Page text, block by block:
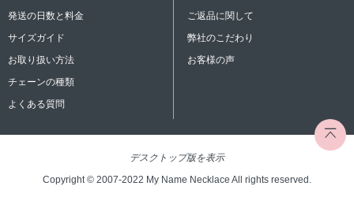
発送の日数と料金
サイズガイド
お取り扱い方法
チェーンの種類
よくある質問
ご返品に関して
弊社のこだわり
お客様の声
デスクトップ版を表示
Copyright © 2007-2022 My Name Necklace All rights reserved.